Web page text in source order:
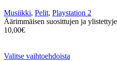
Musiikki, Pelit, Playstation 2
Äärimmäisen suosittujen ja
10,00€
Valitse vaihtoehdoista